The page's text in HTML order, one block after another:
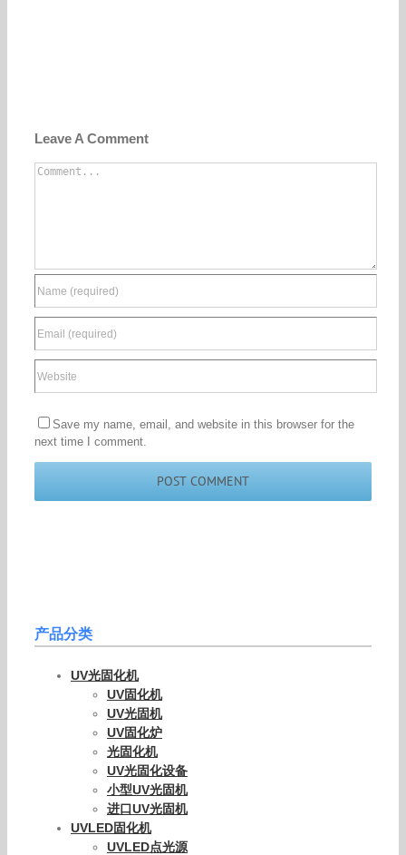
Leave A Comment
Comment
Save my name, email, and website in this browser for the
next time I comment.
产品分类
UV光固化机
UV固化机
UV光固机
UV固化炉
光固化机
UV光固化设备
小型UV光固机
进口UV光固机
UVLED固化机
UVLED点光源